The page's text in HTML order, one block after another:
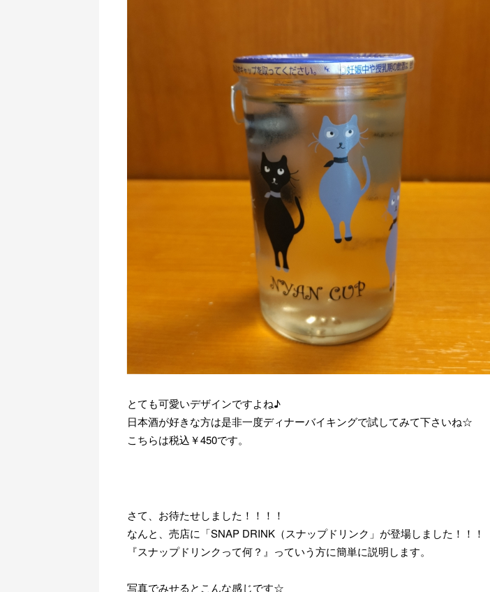
とても可愛いデザインですよね♪
日本酒が好きな方は是非一度ディナーバイキングで試してみて下さいね☆
こちらは税込￥450です。
さて、お待たせしました！！！！
なんと、売店に「SNAP DRINK（スナップドリンク」が登場しました！！！
『スナップドリンクって何？』っていう方に簡単に説明します。
写真でみせるとこんな感じです☆